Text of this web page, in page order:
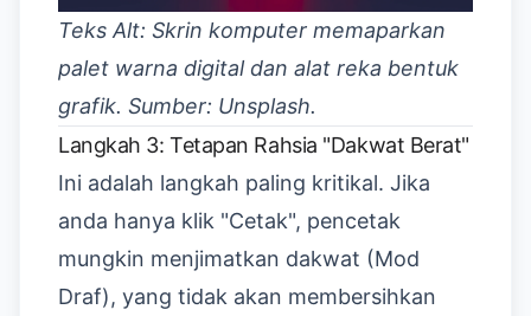
Teks Alt: Skrin komputer memaparkan
palet warna digital dan alat reka bentuk
grafik. Sumber: Unsplash.
Langkah 3: Tetapan Rahsia "Dakwat Berat"
Ini adalah langkah paling kritikal. Jika
anda hanya klik "Cetak", pencetak
mungkin menjimatkan dakwat (Mod
Draf), yang tidak akan membersihkan